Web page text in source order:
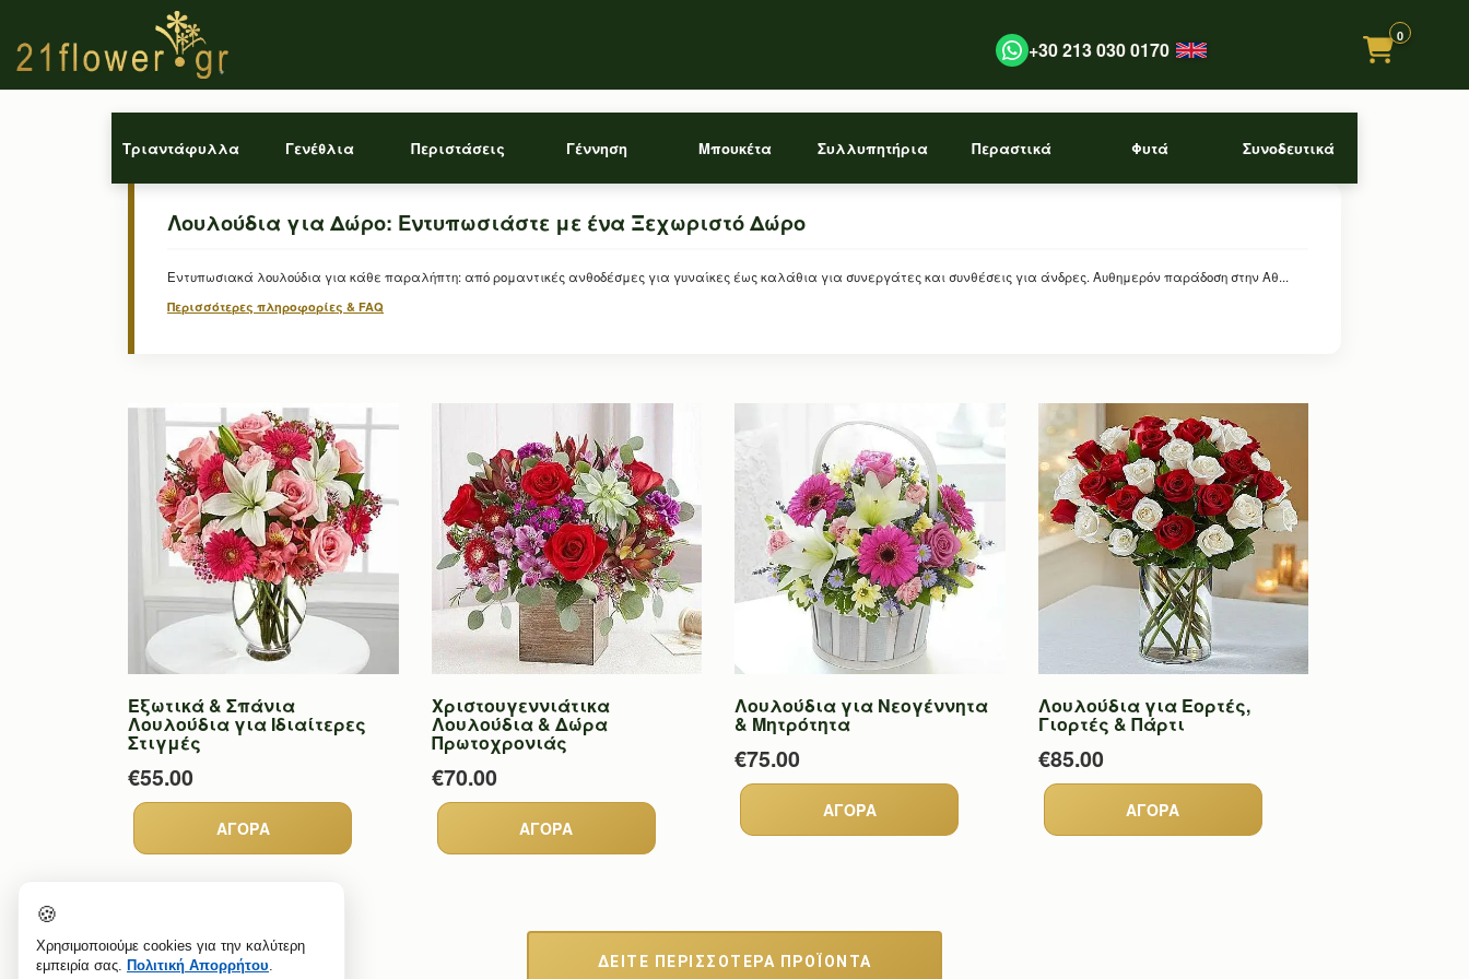
+30 213 030 0170
0
Τριαντάφυλλα Γενέθλια Περιστάσεις Γέννηση Μπουκέτα Συλλυπητήρια Περαστικά Φυτά Συνοδευτικά
Λουλούδια για Δώρο: Εντυπωσιάστε με ένα Ξεχωριστό Δώρο
Εντυπωσιακά λουλούδια για κάθε παραλήπτη: από ρομαντικές ανθοδέσμες για γυναίκες έως καλάθια για συνεργάτες και συνθέσεις για άνδρες. Αυθημερόν παράδοση στην Αθ...
Περισσότερες πληροφορίες & FAQ
Εξωτικά & Σπάνια
Λουλούδια για Ιδιαίτερες
Στιγμές
€55.00
Χριστουγεννιάτικα
Λουλούδια & Δώρα
Πρωτοχρονιάς
€70.00
Λουλούδια για Νεογέννητα
& Μητρότητα
€75.00
Λουλούδια για Εορτές,
Γιορτές & Πάρτι
€85.00
ΔΕΙΤΕ ΠΕΡΙΣΣΟΤΕΡΑ ΠΡΟΪΟΝΤΑ
🍪
Χρησιμοποιούμε cookies για την καλύτερη
εμπειρία σας. Πολιτική Απορρήτου.